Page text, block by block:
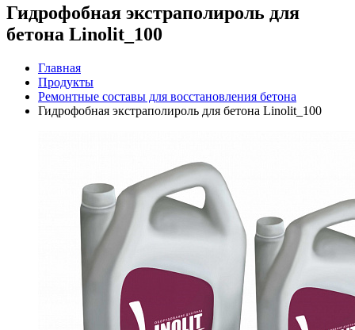
Гидрофобная экстраполироль для
бетона Linolit_100
Главная
Продукты
Ремонтные составы для восстановления бетона
Гидрофобная экстраполироль для бетона Linolit_100